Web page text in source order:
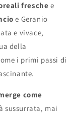
fresche e
e Geranio
e vivace,
della
i primi passi di
come
sussurrata, mai